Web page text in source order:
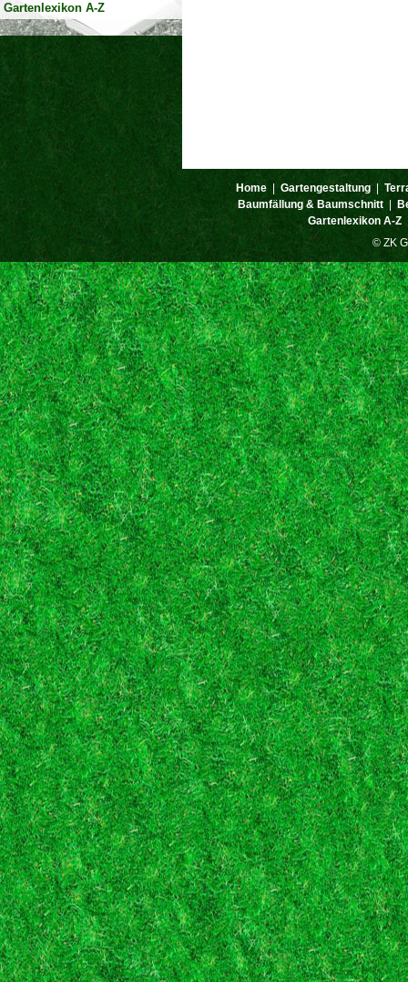
Gartenlexikon A-Z
Home Gartengestaltung
Baumfällung & Baumschnitt
Gartenlexikon A-Z
© ZK